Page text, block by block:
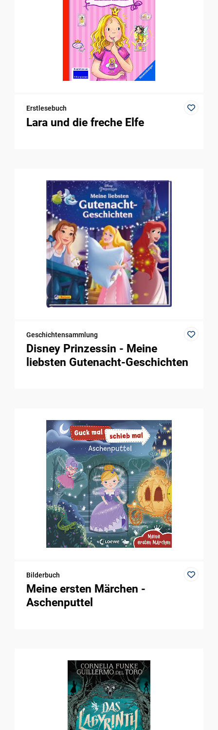
Erstlesebuch
Lara und die freche Elfe
Geschichtensammlung
Disney Prinzessin - Meine
liebsten Gutenacht-Geschichten
Bilderbuch
Meine ersten Märchen -
Aschenputtel